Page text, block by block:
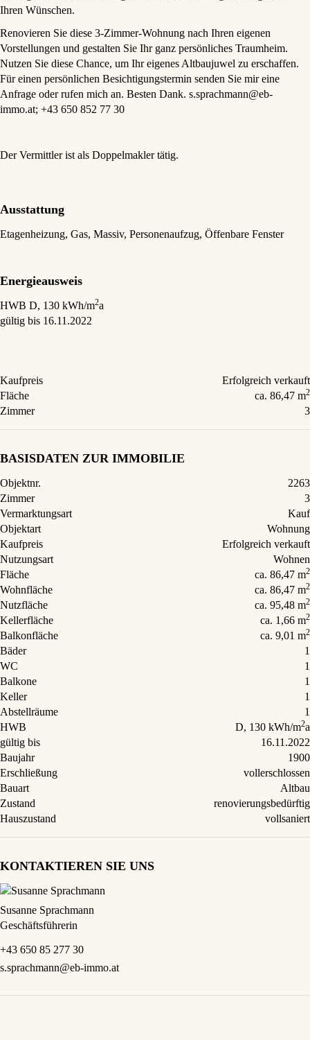
Ihren Wünschen.
Renovieren Sie diese 3-Zimmer-Wohnung nach Ihren eigenen
Vorstellungen und gestalten Sie Ihr ganz persönliches Traumheim.
Nutzen Sie diese Chance, um Ihr eigenes Altbaujuwel zu erschaffen.
Für einen persönlichen Besichtigungstermin senden Sie mir eine
Anfrage oder rufen mich an. Besten Dank. s.sprachmann@eb-
immo.at; +43 650 852 77 30
Der Vermittler ist als Doppelmakler tätig.
Ausstattung
Etagenheizung Gas Massiv Personenaufzug Öffenbare Fenster
Energieausweis
HWB D, 130 kWh/m2a
gültig bis 16.11.2022
Kaufpreis
Erfolgreich verkauft
Fläche
ca. 86,47 m2
Zimmer 3
BASISDATEN ZUR IMMOBILIE
Objektnr.
2263
Zimmer
3
Vermarktungsart
Kauf
Objektart
Wohnung
Kaufpreis
Erfolgreich verkauft
Nutzungsart
Wohnen
Fläche
ca. 86,47 m2
Wohnfläche ca. 86,47 m2
Nutzfläche ca. 95,48 m2
Kellerfläche ca. 1,66 m2
Balkonfläche ca. 9,01 m2
Bäder
1
WC
1
Balkone
1
Keller
1
Abstellräume
1
HWB
D, 130 kWh/m2a
gültig bis
16.11.2022
Baujahr
1900
Erschließung
vollerschlossen
Bauart
Altbau
Zustand
renovierungsbedürftig
Hauszustand
vollsaniert
KONTAKTIEREN SIE UNS
Susanne Sprachmann
Geschäftsführerin
+43 650 85 277 30
s.sprachmann@eb-immo.at